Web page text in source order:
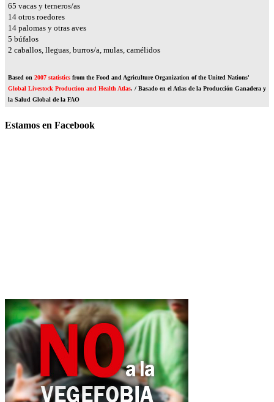
76 vacas y terneros/as
17 otros roedores
16 palomas y otras aves
6 búfalos
2 caballos, lleguas, burros/a, mulas, camélidos
Based on 2007 statistics from the Food and Agriculture Organization of the United Nations'
Global Livestock Production and Health Atlas. / Basado en el Atlas de la Producción Ganadera y
la Salud Global de la FAO
Estamos en Facebook